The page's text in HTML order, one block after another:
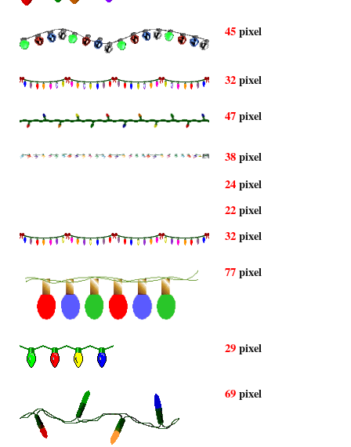
45pixel
32pixel
47pixel
38pixel
24pixel
22pixel
32pixel
77pixel
29pixel
69pixel